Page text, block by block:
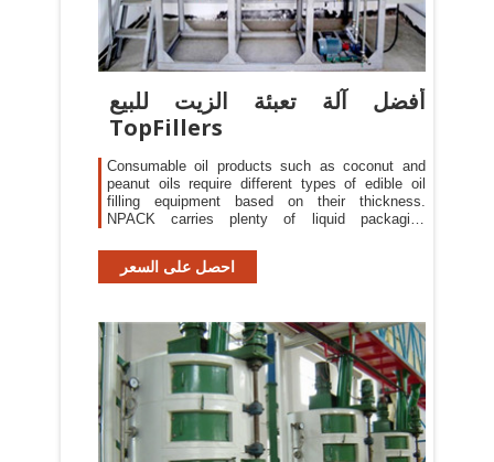
أفضل آلة تعبئة الزيت للبيع
TopFillers
Consumable oil products such as coconut and
peanut oils require different types of edible oil
filling equipment based on their thickness.
NPACK carries plenty of liquid packaging
many other water-thin to more viscous liquid
products. We offer a variety of filling machines
احصل على السعر